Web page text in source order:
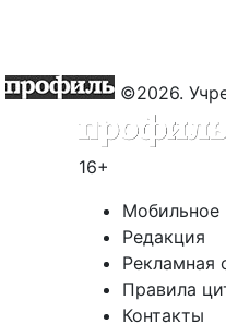
©2026.
16+
Мобильное
Редакция
Рекламная
Правила
Контакты